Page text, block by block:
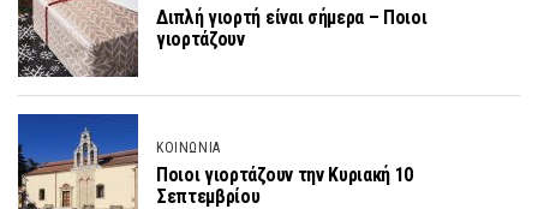
Διπλή γιορτή είναι σήμερα – Ποιοι
γιορτάζουν
ΚΟΙΝΩΝΙΑ
Ποιοι γιορτάζουν την Κυριακή 10
Σεπτεμβρίου